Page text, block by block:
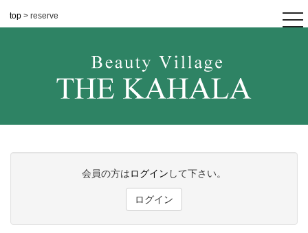
top > reserve
会員の方はログイン して下さい。
ログイン